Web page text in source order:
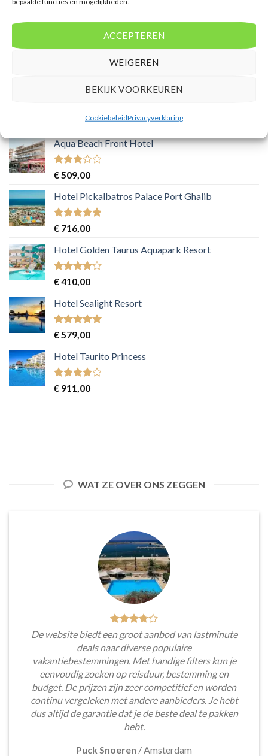
ACCEPTEREN
WEIGEREN
BEKIJK VOORKEUREN
CookiebeleidPrivacyverklaring
Aqua Beach Front Hotel
Gewaardeerd
uit 5
€509,00
Hotel Pickalbatros Palace Port Ghalib
Gewaardeerd
uit 5
€ 716,00
Hotel Golden Taurus Aquapark Resort
Gewaardeerd
uit 5
€410,00
Hotel Sealight Resort
Gewaardeerd
uit 5
€579,00
Hotel Taurito Princess
Gewaardeerd
uit 5
€ 911,00
WAT ZE OVER ONS ZEGGEN
De website biedt een groot aanbod van lastminute
deals naar diverse populaire
vakantiebestemmingen. Met handige filters kun je
eenvoudig zoeken op reisduur, bestemming en
budget. De prijzen zijn zeer competitief en worden
continu vergeleken met andere aanbieders. Je hebt
dus altijd de garantie dat je de beste deal te pakken
hebt.
Puck Snoeren / Amsterdam